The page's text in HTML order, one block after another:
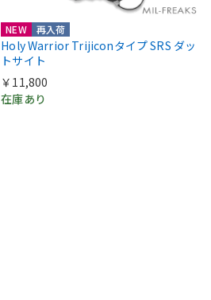
NEW 再入荷
Holy Warrior Trijiconタイプ SRS ダッ
トサイト
￥11,800
在庫あり